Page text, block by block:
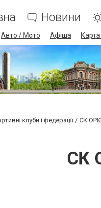
Новини
Авто / Мото Афіша Карта
клуби і федерації СК
СК